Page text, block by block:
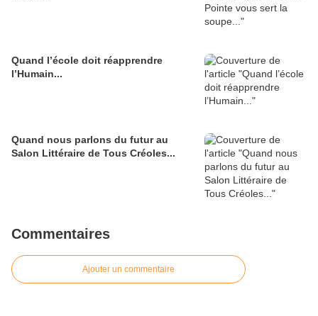
Quand l’école doit réapprendre
l’Humain...
Quand nous parlons du futur au
Salon Littéraire de Tous Créoles...
Commentaires
Ajouter un commentaire